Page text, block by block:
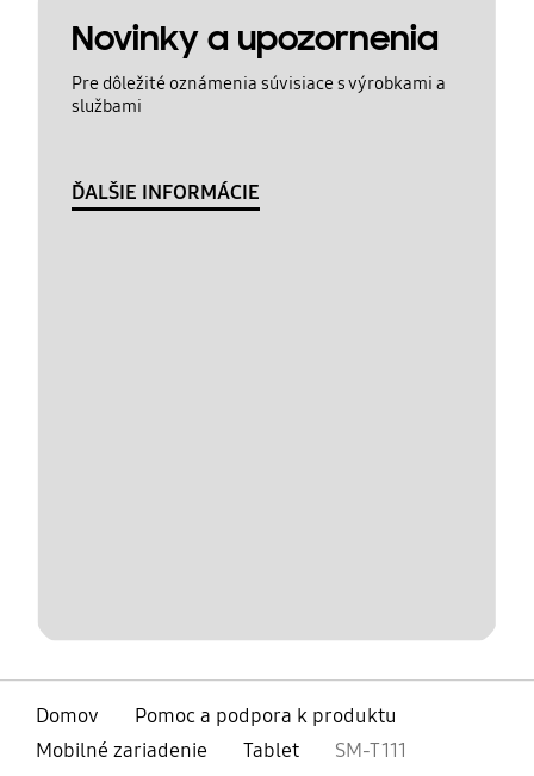
Novinky a upozornenia
Pre dôležité oznámenia súvisiace s výrobkami a
službami
ĎALŠIE INFORMÁCIE
Domov
Pomoc a podpora k produktu
Mobilné zariadenie
Tablet SM-T111